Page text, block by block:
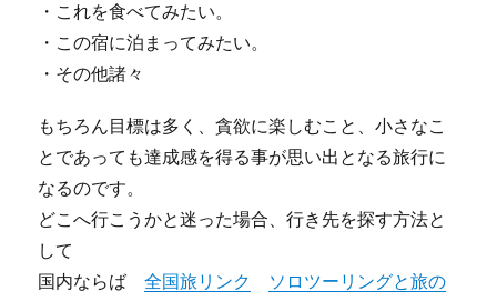
・これを食べてみたい。
・この宿に泊まってみたい。
・その他諸々
もちろん目標は多く、貪欲に楽しむこと、小さなこ
とであっても達成感を得る事が思い出となる旅行に
なるのです。
どこへ行こうかと迷った場合、行き先を探す方法と
して
国内ならば全国旅リンク
ソロツーリングと旅の